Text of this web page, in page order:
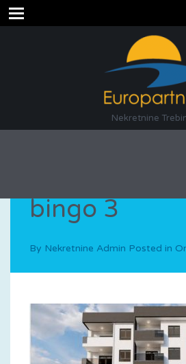
Nekretnine
bingo 3
By Nekretnine Admin Posted in